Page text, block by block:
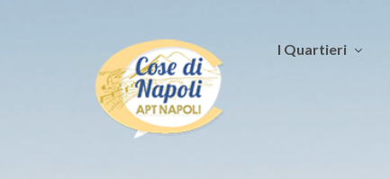
I Quartieri